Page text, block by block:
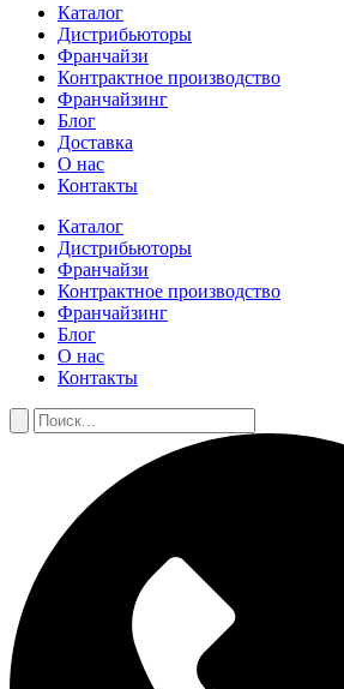
Каталог
Дистрибьюторы
Франчайзи
Контрактное производство
Франчайзинг
Блог
Доставка
О нас
Контакты
Каталог
Дистрибьюторы
Франчайзи
Контрактное производство
Франчайзинг
Блог
О нас
Контакты